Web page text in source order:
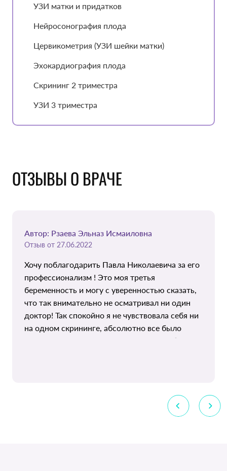
УЗИ матки и придатков
Нейросонография плода
Цервикометрия (УЗИ шейки матки)
Эхокардиография плода
Скрининг 2 триместра
УЗИ 3 триместра
ОТЗЫВЫ О ВРАЧЕ
Автор: Рзаева Эльназ Исмаиловна
Отзыв от 27.06.2022
Хочу поблагодарить Павла Николаевича за его
профессионализм ! Это моя третья
беременность и могу с уверенностью сказать,
что так внимательно не осматривал ни один
доктор! Так спокойно я не чувствовала себя ни
на одном скрининге, абсолютно все было
озвучено, вопросов не осталось ! Спасибо